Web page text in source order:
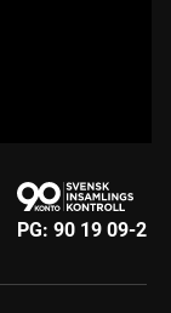
PG: 90 19 09-2